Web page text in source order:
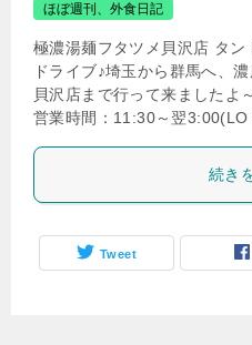
ほぼ週刊、外食日記
極濃湯麺フタツメ貝沢店 タ
ドライブ♪埼玉から群馬へ、
貝沢店まで行って来ましたよ
営業時間：11:30～翌
続き
Tweet